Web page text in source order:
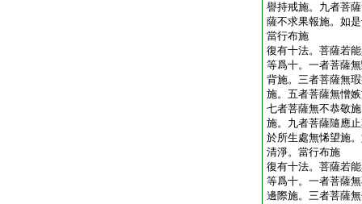
譽持戒施。九者菩
薩不求果報施。如
當行布施
復有十法。菩薩若
等爲十。一者菩薩
背施。三者菩薩無
施。五者菩薩無憎
七者菩薩無不恭敬
施。九者菩薩隨應
於所生處無悕望施
清淨。當行布施
復有十法。菩薩若
等爲十。一者菩薩
邊際施。三者菩薩